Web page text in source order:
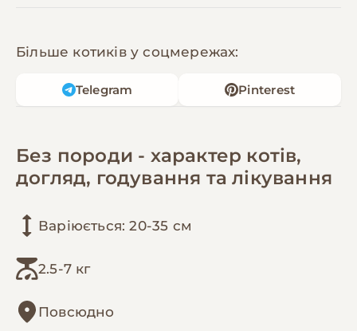
Більше котиків у соцмережах:
Telegram Pinterest
Без породи - характер котів,
догляд, годування та лікування
Варіюється: 20-35 см
2.5-7 кг
Повсюдно